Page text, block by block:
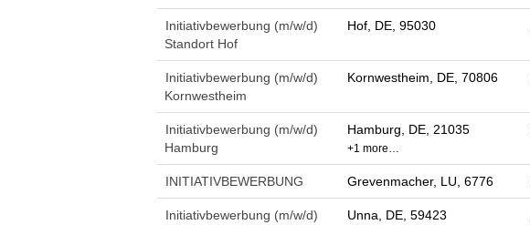
Initiativbewerbung (m/w/d)
Standort Hof
Hof, DE, 95030
Initiativbewerbung (m/w/d)
Kornwestheim
Kornwestheim, DE, 70806
Initiativbewerbung (m/w/d)
Hamburg
Hamburg, DE, 21035
+1 more…
INITIATIVBEWERBUNG Grevenmacher, LU, 6776
Initiativbewerbung (m/w/d)
Unna, DE, 59423